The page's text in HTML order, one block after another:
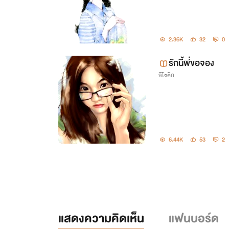
2.36K 32 0
รักนี้พี่ขอจอง
อีโรติก
6.44K 53 2
แสดงความคิดเห็น แฟนบอร์ด